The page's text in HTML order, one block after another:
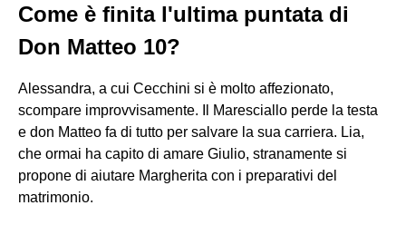
Come è finita l'ultima puntata di
Don Matteo 10?
Alessandra, a cui Cecchini si è molto affezionato,
scompare improvvisamente. Il Maresciallo perde la testa
e don Matteo fa di tutto per salvare la sua carriera. Lia,
che ormai ha capito di amare Giulio, stranamente si
propone di aiutare Margherita con i preparativi del
matrimonio.